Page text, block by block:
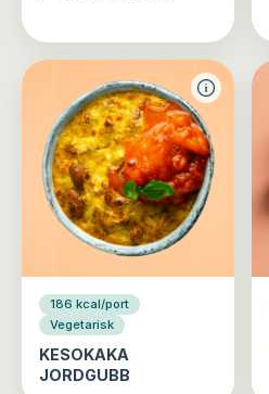
186 kcal/port
Vegetarisk
KESOKAKA
JORDGUBB